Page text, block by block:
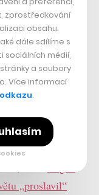
z
aka Ninja,
nebo
„proslavil“
zprostředkování
obsahu.
dále sdílíme s
sociálních médií,
a soubory
Více informací
odkazu.